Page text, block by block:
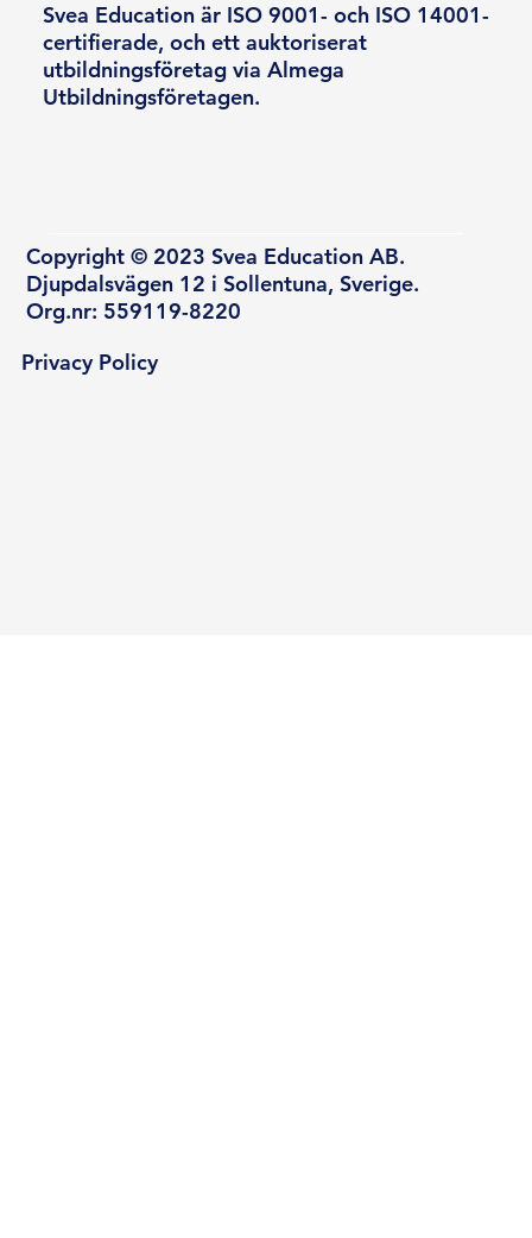
Svea Education är ISO 9001- och ISO 14001-
certifierade, och ett auktoriserat
utbildningsföretag via Almega
Utbildningsföretagen.
Copyright © 2023 Svea Education AB.
Djupdalsvägen 12 i Sollentuna, Sverige.
Org.nr: 559119-8220
Privacy Policy